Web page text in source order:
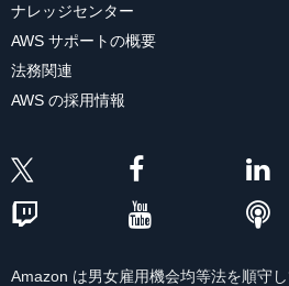
ナレッジセンター
AWS サポートの概要
法務関連
AWS の採用情報
Amazon は男女雇用機会均等法を順守し